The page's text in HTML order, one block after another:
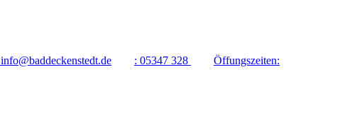
info@baddeckenstedt.de : 05347 328
Öffungszeiten: